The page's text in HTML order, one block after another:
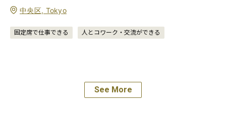
中央区, Tokyo
固定席で仕事できる 人とコワーク・交流ができる
See More